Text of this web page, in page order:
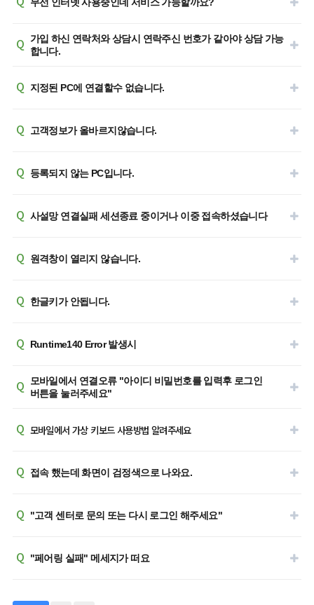
Q
가입 하신 연락처와 상담시 연락주신 번호가 같아야 상담 가능
합니다.
Q 지정된 PC에 연결할수 없습니다.
Q 고객정보가 올바르지않습니다.
Q 등록되지 않는 PC입니다.
Q 사설망 연결실패 세션종료 중이거나 이중 접속하셨습니다
Q 원격창이 열리지 않습니다.
Q 한글키가 안됩니다.
Q Runtime140 Error 발생시
Q
모바일에서 연결오류 "아이디 비밀번호를 입력후 로그인
버튼을 눌러주세요"
Q 모바일에서 가상 키보드 사용방법 알려주세요
Q 접속 했는데 화면이 검정색으로 나와요.
Q "고객 센터로 문의 또는 다시 로그인 해주세요"
Q "페어링 실패" 메세지가 떠요